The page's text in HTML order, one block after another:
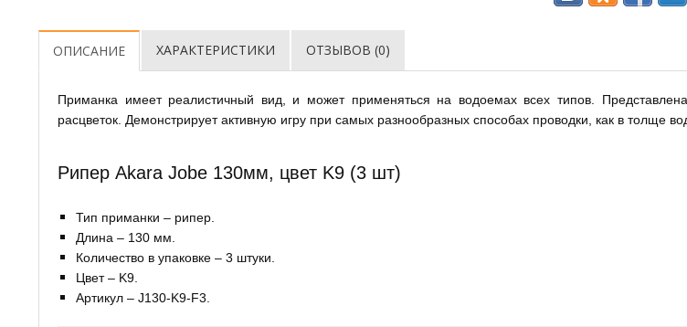
ОПИСАНИЕ ХАРАКТЕРИСТИКИ ОТЗЫВОВ (0)
Приманка имеет реалистичный вид, и может применяться на водоемах всех типов.
расцветок. Демонстрирует активную игру при самых разнообразных способах проводки, как в толще
Рипер Akara Jobe 130мм, цвет K9 (3 шт)
Тип приманки – рипер.
Длина – 130 мм.
Количество в упаковке – 3 штуки.
Цвет – K9.
Артикул – J130-K9-F3.